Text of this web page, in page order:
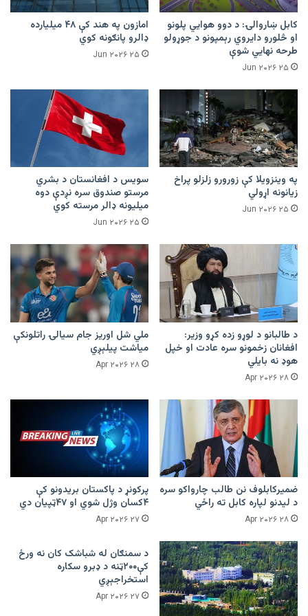
کابل ښاروالۍ: د دوو هوايي پلونو
او څلورو دایروي رېمپونو د جوړولو
طرحه نهایي شوې
۲۵ Jun ۲۰۲۶
امازون په هند کې ۴۸ میلیارده
ډالرو پانګونه کوي
۲۵ Jun ۲۰۲۶
په وینزویلا کې زورورو زلزلو پراخ
زیانونه اړولي
۲۵ Jun ۲۰۲۶
سویس د افغانستان د بشري
مرستو صندوق سره نږدې دوه
میلیونه ډالر مرسته کوي
۲۵ Jun ۲۰۲۶
د طالبانو د لوړو زده کړو وزیر:
افغانان زخمونو سره عادت او خپل
هوډ نه بایلي
۲۸ Apr ۲۰۲۶
ملي شل اوریز جام سیالۍ راتلونکې
میاشت پیلېږي
۲۸ Apr ۲۰۲۶
ضمیرکابلوف نن طالب چارواکو سره
د لیدنو لپاره کابل ته راځي
۲۸ Apr ۲۰۲۶
پرکونړ د پاکستان بریدونو کې
۴کسان وژل شوي او ۴۷ټپیان دي
۲۷ Apr ۲۰۲۶
د سمنګان له شباشک کان نه ورځ
کې۲۰۰ټنه د ډبرو سکاره
استخراجېږي
۲۷ Apr ۲۰۲۶